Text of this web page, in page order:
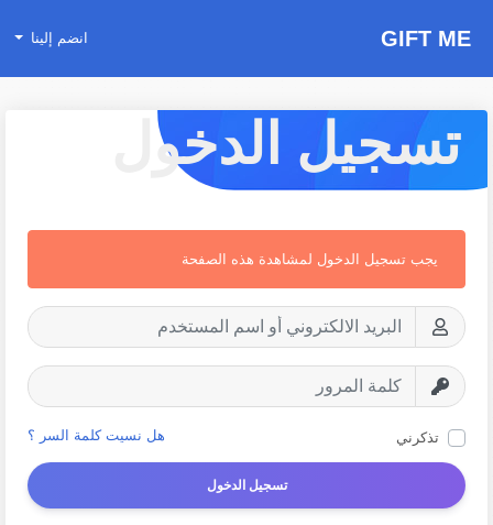
GIFT ME انضم إلينا
تسجيل الدخول
يجب تسجيل الدخول لمشاهدة هذه الصفحة
تذكرني هل نسيت كلمة السر ؟
تسجيل الدخول